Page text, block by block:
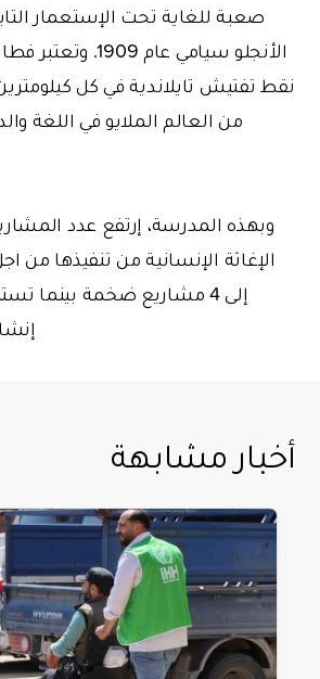
صعبة للغاية تحت الإستعمار
الأنجلو سيامي عام
نقط تفتيش تايلاندية في كل
من العالم الملايو في اللغة
وبهذه المدرسة، إرتفع عدد
الإغاثة الإنسانية من تنفيذها من
إلى 4 مشاريع ضخمة بينما
أخبار مشابهة